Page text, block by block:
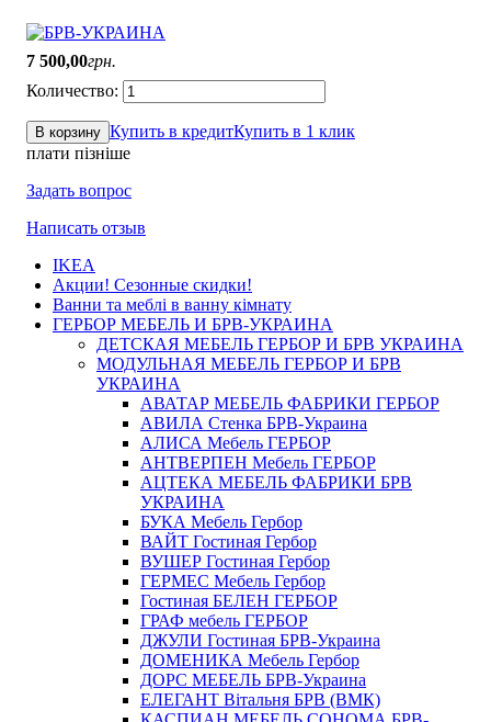
7 500,00грн.
В корзину Купить в кредитКупить в 1 клик
плати пізніше
Задать вопрос
Написать отзыв
IKEA
Акции! Сезонные скидки!
Ванни та меблі в ванну кімнату
ГЕРБОР МЕБЕЛЬ И БРВ-УКРАИНА
ДЕТСКАЯ МЕБЕЛЬ ГЕРБОР И БРВ УКРАИНА
МОДУЛЬНАЯ МЕБЕЛЬ ГЕРБОР И БРВ
УКРАИНА
АВАТАР МЕБЕЛЬ ФАБРИКИ ГЕРБОР
АВИЛА Стенка БРВ-Украина
АЛИСА Мебель ГЕРБОР
АНТВЕРПЕН Мебель ГЕРБОР
АЦТЕКА МЕБЕЛЬ ФАБРИКИ БРВ
УКРАИНА
БУКА Мебель Гербор
ВАЙТ Гостиная Гербор
ВУШЕР Гостиная Гербор
ГЕРМЕС Мебель Гербор
Гостиная БЕЛЕН ГЕРБОР
ГРАФ мебель ГЕРБОР
ДЖУЛИ Гостиная БРВ-Украина
ДОМЕНИКА Мебель Гербор
ДОРС МЕБЕЛЬ БРВ-Украина
ЕЛЕГАНТ Вітальня БРВ (ВМК)